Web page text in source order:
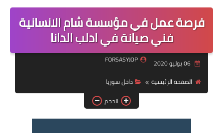
القائمة
مناقصات
فرص عمل داخل سوريا
فرص عمل في العراق
فرص عمل في اليمن
فرصة عمل في مؤسسة شام الانسانية
فني صيانة في ادلب الدانا
06 يوليو 2020
FORSASYJOP
الصفحة الرئيسية
داخل سوريا
الحجم